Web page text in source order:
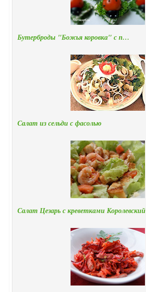
Бутерброды "Божья коровка" с п…
Салат из сельди с фасолью
Салат Цезарь с креветками Королевский